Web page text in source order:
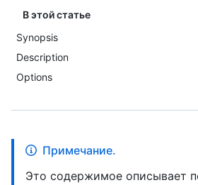
В этой статье
Synopsis
Description
Options
Примечание.
Это содержимое описывает